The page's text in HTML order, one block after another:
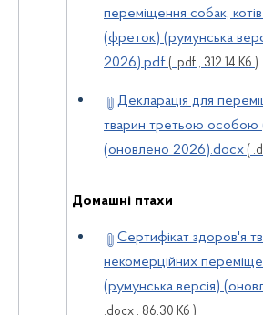
переміщення собак,
(фреток) (румунська
2026).pdf ( .pdf , 312.14 Кб )
Декларація для
тварин третьою особою
(оновлено 2026).docx (
Домашні птахи
Сертифікат здоров'я
некомерційних
(румунська версія)
.docx , 86.30 Кб )